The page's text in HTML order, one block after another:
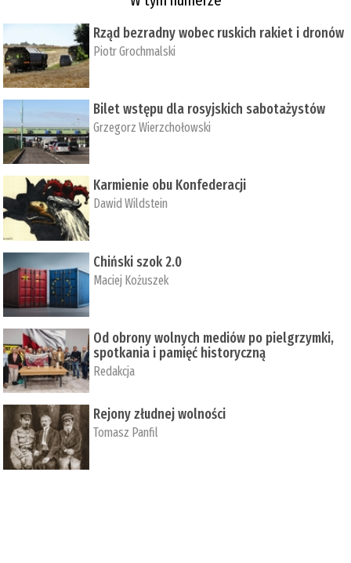
Rząd bezradny wobec ruskich rakiet i dronów
Piotr Grochmalski
Bilet wstępu dla rosyjskich sabotażystów
Grzegorz Wierzchołowski
Karmienie obu Konfederacji
Dawid Wildstein
Chiński szok 2.0
Maciej Kożuszek
Od obrony wolnych mediów po pielgrzymki,
spotkania i pamięć historyczną
Redakcja
Rejony złudnej wolności
Tomasz Panfil